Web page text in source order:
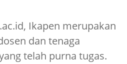
Ikapen merupakan
dan tenaga
telah purna tugas.